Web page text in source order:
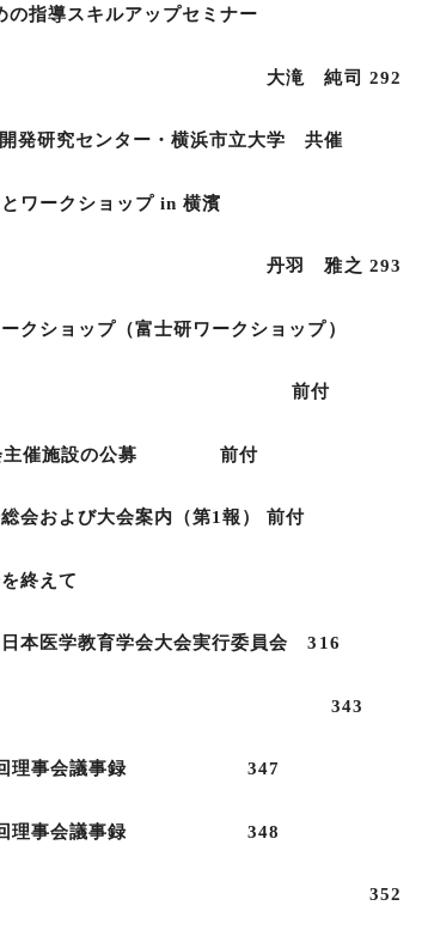
導スキルアップセミナー
司 292
研究センター・横浜市立大学 共催
ークショップ in 横濱
之 293
クショップ（富士研ワークショップ）
お知らせ― 前付
会主催施設の公募 前付
会および大会案内（第1報） 前付
終えて
学会大会実行委員会 316
助会員名簿 343
第2回理事会議事録 347
第3回理事会議事録 348
要約 352